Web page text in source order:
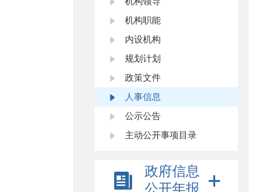
机构职能
内设机构
规划计划
政策文件
人事信息
公示公告
主动公开事项目录
政府信息
公开年报